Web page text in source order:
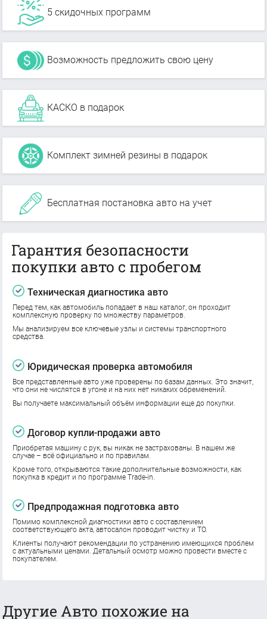
5 скидочных программ
Возможность предложить свою цену
КАСКО в подарок
Комплект зимней резины в подарок
Бесплатная постановка авто на учет
Гарантия безопасности
покупки авто с пробегом
Техническая диагностика авто
Перед тем, как автомобиль попадает в наш каталог, он проходит
комплексную проверку по множеству параметров.
Мы анализируем все ключевые узлы и системы транспортного
средства.
Юридическая проверка автомобиля
Все представленные авто уже проверены по базам данных. Это значит,
что они не числятся в угоне и на них нет никаких обременений.
Вы получаете максимальный объём информации еще до покупки.
Договор купли-продажи авто
Приобретая машину с рук, вы никак не застрахованы. В нашем же
случае – всё официально и по правилам.
Кроме того, открываются такие дополнительные возможности, как
покупка в кредит и по программе Trade-in.
Предпродажная подготовка авто
Помимо комплексной диагностики авто с составлением
соответствующего акта, автосалон проводит чистку и ТО.
Клиенты получают рекомендации по устранению имеющихся проблем
с актуальными ценами. Детальный осмотр можно провести вместе с
покупателем.
Другие Авто похожие на